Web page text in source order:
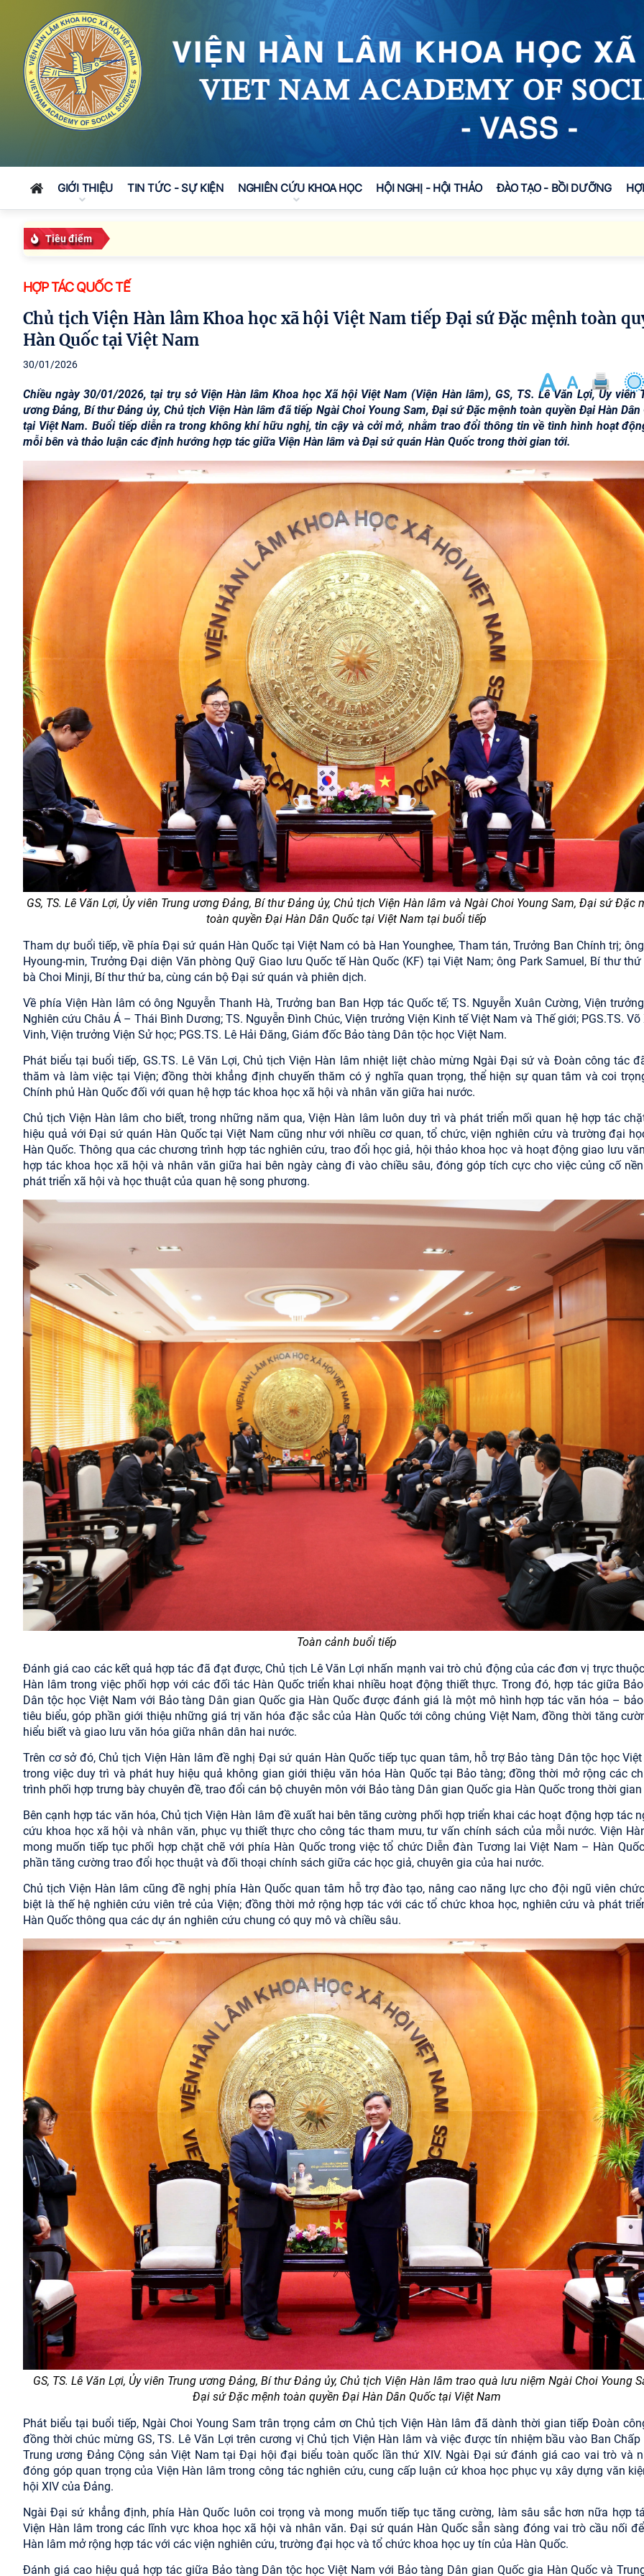
GIỚI THIỆU TIN TỨC - SỰ KIỆN NGHIÊN CỨU KHOA HỌC HỘI NGHỊ - HỘI THẢO ĐÀO TẠO - BỒI DƯỠNG
Tiêu điểm
HỢP TÁC QUỐC TẾ
Chủ tịch Viện Hàn lâm Khoa học xã hội Việt Nam tiếp Đại sứ Đặc mệnh toàn quyền
Hàn Quốc tại Việt Nam
30/01/2026
Chiều ngày 30/01/2026, tại trụ sở Viện Hàn lâm Khoa học Xã hội Việt Nam (Viện Hàn lâm), GS, TS. Lê Văn Lợi, Ủy viên
ương Đảng, Bí thư Đảng ủy, Chủ tịch Viện Hàn lâm đã tiếp Ngài Choi Young Sam, Đại sứ Đặc mệnh toàn quyền Đại Hàn Dân
tại Việt Nam. Buổi tiếp diễn ra trong không khí hữu nghị, tin cậy và cởi mở, nhằm trao đổi thông tin về tình hình hoạt
mỗi bên và thảo luận các định hướng hợp tác giữa Viện Hàn lâm và Đại sứ quán Hàn Quốc trong thời gian tới.
GS, TS. Lê Văn Lợi, Ủy viên Trung ương Đảng, Bí thư Đảng ủy, Chủ tịch Viện Hàn lâm và Ngài Choi Young Sam, Đại sứ Đặc
toàn quyền Đại Hàn Dân Quốc tại Việt Nam tại buổi tiếp
Tham dự buổi tiếp, về phía Đại sứ quán Hàn Quốc tại Việt Nam có bà Han Younghee, Tham tán, Trưởng Ban Chính trị;
Hyoung-min, Trưởng Đại diện Văn phòng Quỹ Giao lưu Quốc tế Hàn Quốc (KF) tại Việt Nam; ông Park Samuel, Bí thư thứ
bà Choi Minji, Bí thư thứ ba, cùng cán bộ Đại sứ quán và phiên dịch.
Về phía Viện Hàn lâm có ông Nguyễn Thanh Hà, Trưởng ban Ban Hợp tác Quốc tế; TS. Nguyễn Xuân Cường, Viện
Nghiên cứu Châu Á – Thái Bình Dương; TS. Nguyễn Đình Chúc, Viện trưởng Viện Kinh tế Việt Nam và Thế giới; PGS.TS. Võ
Vinh, Viện trưởng Viện Sử học; PGS.TS. Lê Hải Đăng, Giám đốc Bảo tàng Dân tộc học Việt Nam.
Phát biểu tại buổi tiếp, GS.TS. Lê Văn Lợi, Chủ tịch Viện Hàn lâm nhiệt liệt chào mừng Ngài Đại sứ và Đoàn công tác
thăm và làm việc tại Viện; đồng thời khẳng định chuyến thăm có ý nghĩa quan trọng, thể hiện sự quan tâm và coi
Chính phủ Hàn Quốc đối với quan hệ hợp tác khoa học xã hội và nhân văn giữa hai nước.
Chủ tịch Viện Hàn lâm cho biết, trong những năm qua, Viện Hàn lâm luôn duy trì và phát triển mối quan hệ hợp tác
hiệu quả với Đại sứ quán Hàn Quốc tại Việt Nam cũng như với nhiều cơ quan, tổ chức, viện nghiên cứu và trường đại
Hàn Quốc. Thông qua các chương trình hợp tác nghiên cứu, trao đổi học giả, hội thảo khoa học và hoạt động giao lưu
hợp tác khoa học xã hội và nhân văn giữa hai bên ngày càng đi vào chiều sâu, đóng góp tích cực cho việc củng cố
phát triển xã hội và học thuật của quan hệ song phương.
Toàn cảnh buổi tiếp
Đánh giá cao các kết quả hợp tác đã đạt được, Chủ tịch Lê Văn Lợi nhấn mạnh vai trò chủ động của các đơn vị trực
Hàn lâm trong việc phối hợp với các đối tác Hàn Quốc triển khai nhiều hoạt động thiết thực. Trong đó, hợp tác giữa
Dân tộc học Việt Nam với Bảo tàng Dân gian Quốc gia Hàn Quốc được đánh giá là một mô hình hợp tác văn hóa –
tiêu biểu, góp phần giới thiệu những giá trị văn hóa đặc sắc của Hàn Quốc tới công chúng Việt Nam, đồng thời tăng
hiểu biết và giao lưu văn hóa giữa nhân dân hai nước.
Trên cơ sở đó, Chủ tịch Viện Hàn lâm đề nghị Đại sứ quán Hàn Quốc tiếp tục quan tâm, hỗ trợ Bảo tàng Dân tộc học
trong việc duy trì và phát huy hiệu quả không gian giới thiệu văn hóa Hàn Quốc tại Bảo tàng; đồng thời mở rộng các
trình phối hợp trưng bày chuyên đề, trao đổi cán bộ chuyên môn với Bảo tàng Dân gian Quốc gia Hàn Quốc trong thời
Bên cạnh hợp tác văn hóa, Chủ tịch Viện Hàn lâm đề xuất hai bên tăng cường phối hợp triển khai các hoạt động hợp tác
cứu khoa học xã hội và nhân văn, phục vụ thiết thực cho công tác tham mưu, tư vấn chính sách của mỗi nước. Viện
mong muốn tiếp tục phối hợp chặt chẽ với phía Hàn Quốc trong việc tổ chức Diễn đàn Tương lai Việt Nam – Hàn
phần tăng cường trao đổi học thuật và đối thoại chính sách giữa các học giả, chuyên gia của hai nước.
Chủ tịch Viện Hàn lâm cũng đề nghị phía Hàn Quốc quan tâm hỗ trợ đào tạo, nâng cao năng lực cho đội ngũ viên
biệt là thế hệ nghiên cứu viên trẻ của Viện; đồng thời mở rộng hợp tác với các tổ chức khoa học, nghiên cứu và phát
Hàn Quốc thông qua các dự án nghiên cứu chung có quy mô và chiều sâu.
GS, TS. Lê Văn Lợi, Ủy viên Trung ương Đảng, Bí thư Đảng ủy, Chủ tịch Viện Hàn lâm trao quà lưu niệm Ngài Choi Young
Đại sứ Đặc mệnh toàn quyền Đại Hàn Dân Quốc tại Việt Nam
Phát biểu tại buổi tiếp, Ngài Choi Young Sam trân trọng cảm ơn Chủ tịch Viện Hàn lâm đã dành thời gian tiếp Đoàn
đồng thời chúc mừng GS, TS. Lê Văn Lợi trên cương vị Chủ tịch Viện Hàn lâm và việc được tín nhiệm bầu vào Ban Chấp
Trung ương Đảng Cộng sản Việt Nam tại Đại hội đại biểu toàn quốc lần thứ XIV. Ngài Đại sứ đánh giá cao vai trò và
đóng góp quan trọng của Viện Hàn lâm trong công tác nghiên cứu, cung cấp luận cứ khoa học phục vụ xây dựng văn
hội XIV của Đảng.
Ngài Đại sứ khẳng định, phía Hàn Quốc luôn coi trọng và mong muốn tiếp tục tăng cường, làm sâu sắc hơn nữa hợp
Viện Hàn lâm trong các lĩnh vực khoa học xã hội và nhân văn. Đại sứ quán Hàn Quốc sẵn sàng đóng vai trò cầu nối
Hàn lâm mở rộng hợp tác với các viện nghiên cứu, trường đại học và tổ chức khoa học uy tín của Hàn Quốc.
Đánh giá cao hiệu quả hợp tác giữa Bảo tàng Dân tộc học Việt Nam với Bảo tàng Dân gian Quốc gia Hàn Quốc và